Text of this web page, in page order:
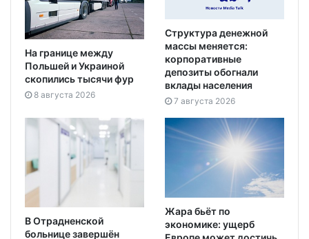
На границе между
Польшей и Украиной
скопились тысячи фур
8 августа 2026
Структура денежной
массы меняется:
корпоративные
депозиты обогнали
вклады населения
7 августа 2026
В Отрадненской
больнице завершён
Жара бьёт по
экономике: ущерб